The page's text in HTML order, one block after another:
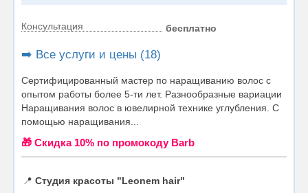
Консультация бесплатно
➡️ Все услуги и цены (18)
Сертифицированный мастер по наращиванию волос с
опытом работы более 5-ти лет. Разнообразные вариации
Наращивания волос в ювелирной технике углубления. С
помощью наращивания...
🎁 Cкидка 10% по промокоду Barb
📍 Студия красоты "Leonem hair"